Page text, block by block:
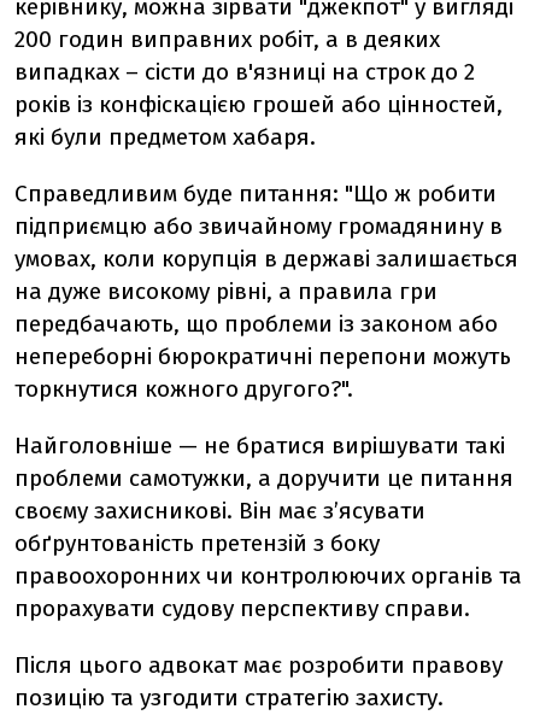
керівнику, можна зірвати "джекпот" у вигляді
200 годин виправних робіт, а в деяких
випадках – сісти до в'язниці на строк до 2
років із конфіскацією грошей або цінностей,
які були предметом хабаря.
Справедливим буде питання: "Що ж робити
підприємцю або звичайному громадянину в
умовах, коли корупція в державі залишається
на дуже високому рівні, а правила гри
передбачають, що проблеми із законом або
непереборні бюрократичні перепони можуть
торкнутися кожного другого?".
Найголовніше — не братися вирішувати такі
проблеми самотужки, а доручити це питання
своєму захисникові. Він має з’ясувати
обґрунтованість претензій з боку
правоохоронних чи контролюючих органів та
прорахувати судову перспективу справи.
Після цього адвокат має розробити правову
позицію та узгодити стратегію захисту.